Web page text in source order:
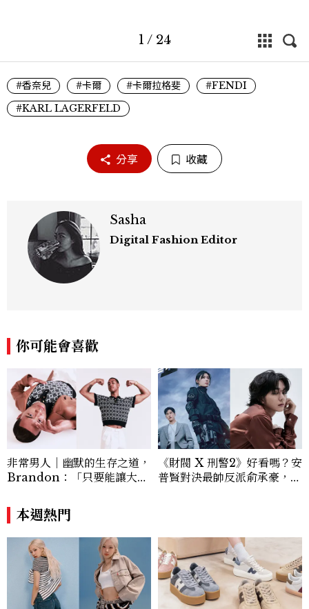
1 / 24
#香奈兒 #卡爾 #卡爾拉格斐
#FENDI
#KARL LAGERFELD
分享 收藏
Sasha
Digital Fashion Editor
你可能會喜歡
非常男人｜幽默的生存之道，
Brandon：「只要能讓大家
讓敵人成為朋友。」
《財閥 X 刑警2》好看嗎？安
普賢對決最帥反派俞承豪，鄭
本週熱門